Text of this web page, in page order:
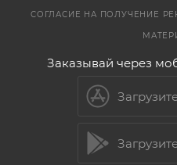
СОГЛАСИЕ НА ПОЛУЧЕНИЕ
Заказывай через